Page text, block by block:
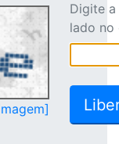
Digite
lado no